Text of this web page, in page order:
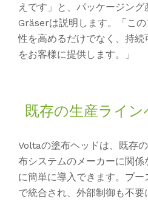
えです」と、パッケージン
Gräserは説明します。「こ
性を高めるだけでなく、持
をお客様に提供します。」
既存の生産ライ
Voltaの塗布ヘッドは、既存
布システムのメーカーに関
に簡単に導入できます。ブ
で統合され、外部制御も不要